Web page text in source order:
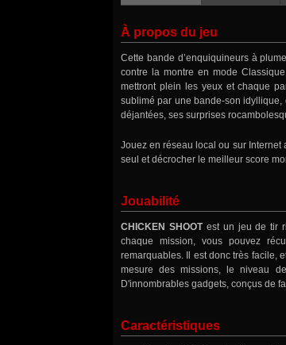
À propos du jeu
Cette bande d’enquiquineurs à
contre la montre en mode
mettront plein les yeux et chaque
sublimé par une bande-son
déjantées, ses surprises
Jouez en réseau local ou sur Internet
seul et décrocher le meilleur score
Jouabilité
CHICKEN SHOOTest un jeu de tir
chaque mission, vous pouvez
remarquables. Il est donc très facile,
mesure des missions, le niveau
D'innombrables gadgets, conçus de
Caractéristiques